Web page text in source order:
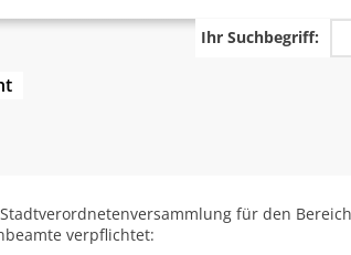
Ihr Suchbegriff:
für den
verpflichtet: